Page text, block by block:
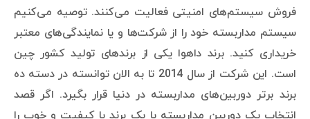
فروش سیستم‌های امنیتی فعالیت می‌کنند. توصیه می‌کنیم
سیستم مداربسته خود را از شرکت‌ها و یا نمایندگی‌های معتبر
خریداری کنید. برند داهوا یکی از برندهای تولید کشور چین
است. این شرکت از سال 2014 تا به الان توانسته در دسته ده
برند برتر دوربین‌های مداربسته در دنیا قرار بگیرد. اگر قصد
انتخاب یک دوربین مداربسته با یک برند با کیفیت و خوب را